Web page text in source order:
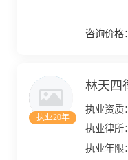
咨询价格
执业20年
林天四
执业资质：
执业律所
执业年限：